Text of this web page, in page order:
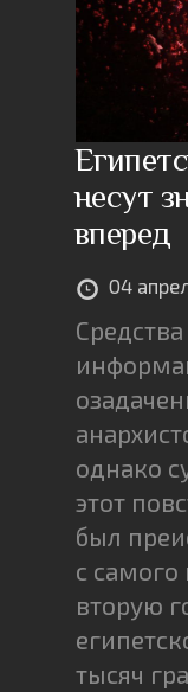
несут
вперед
04
однако
этот
был
с самого
вторую
тысяч